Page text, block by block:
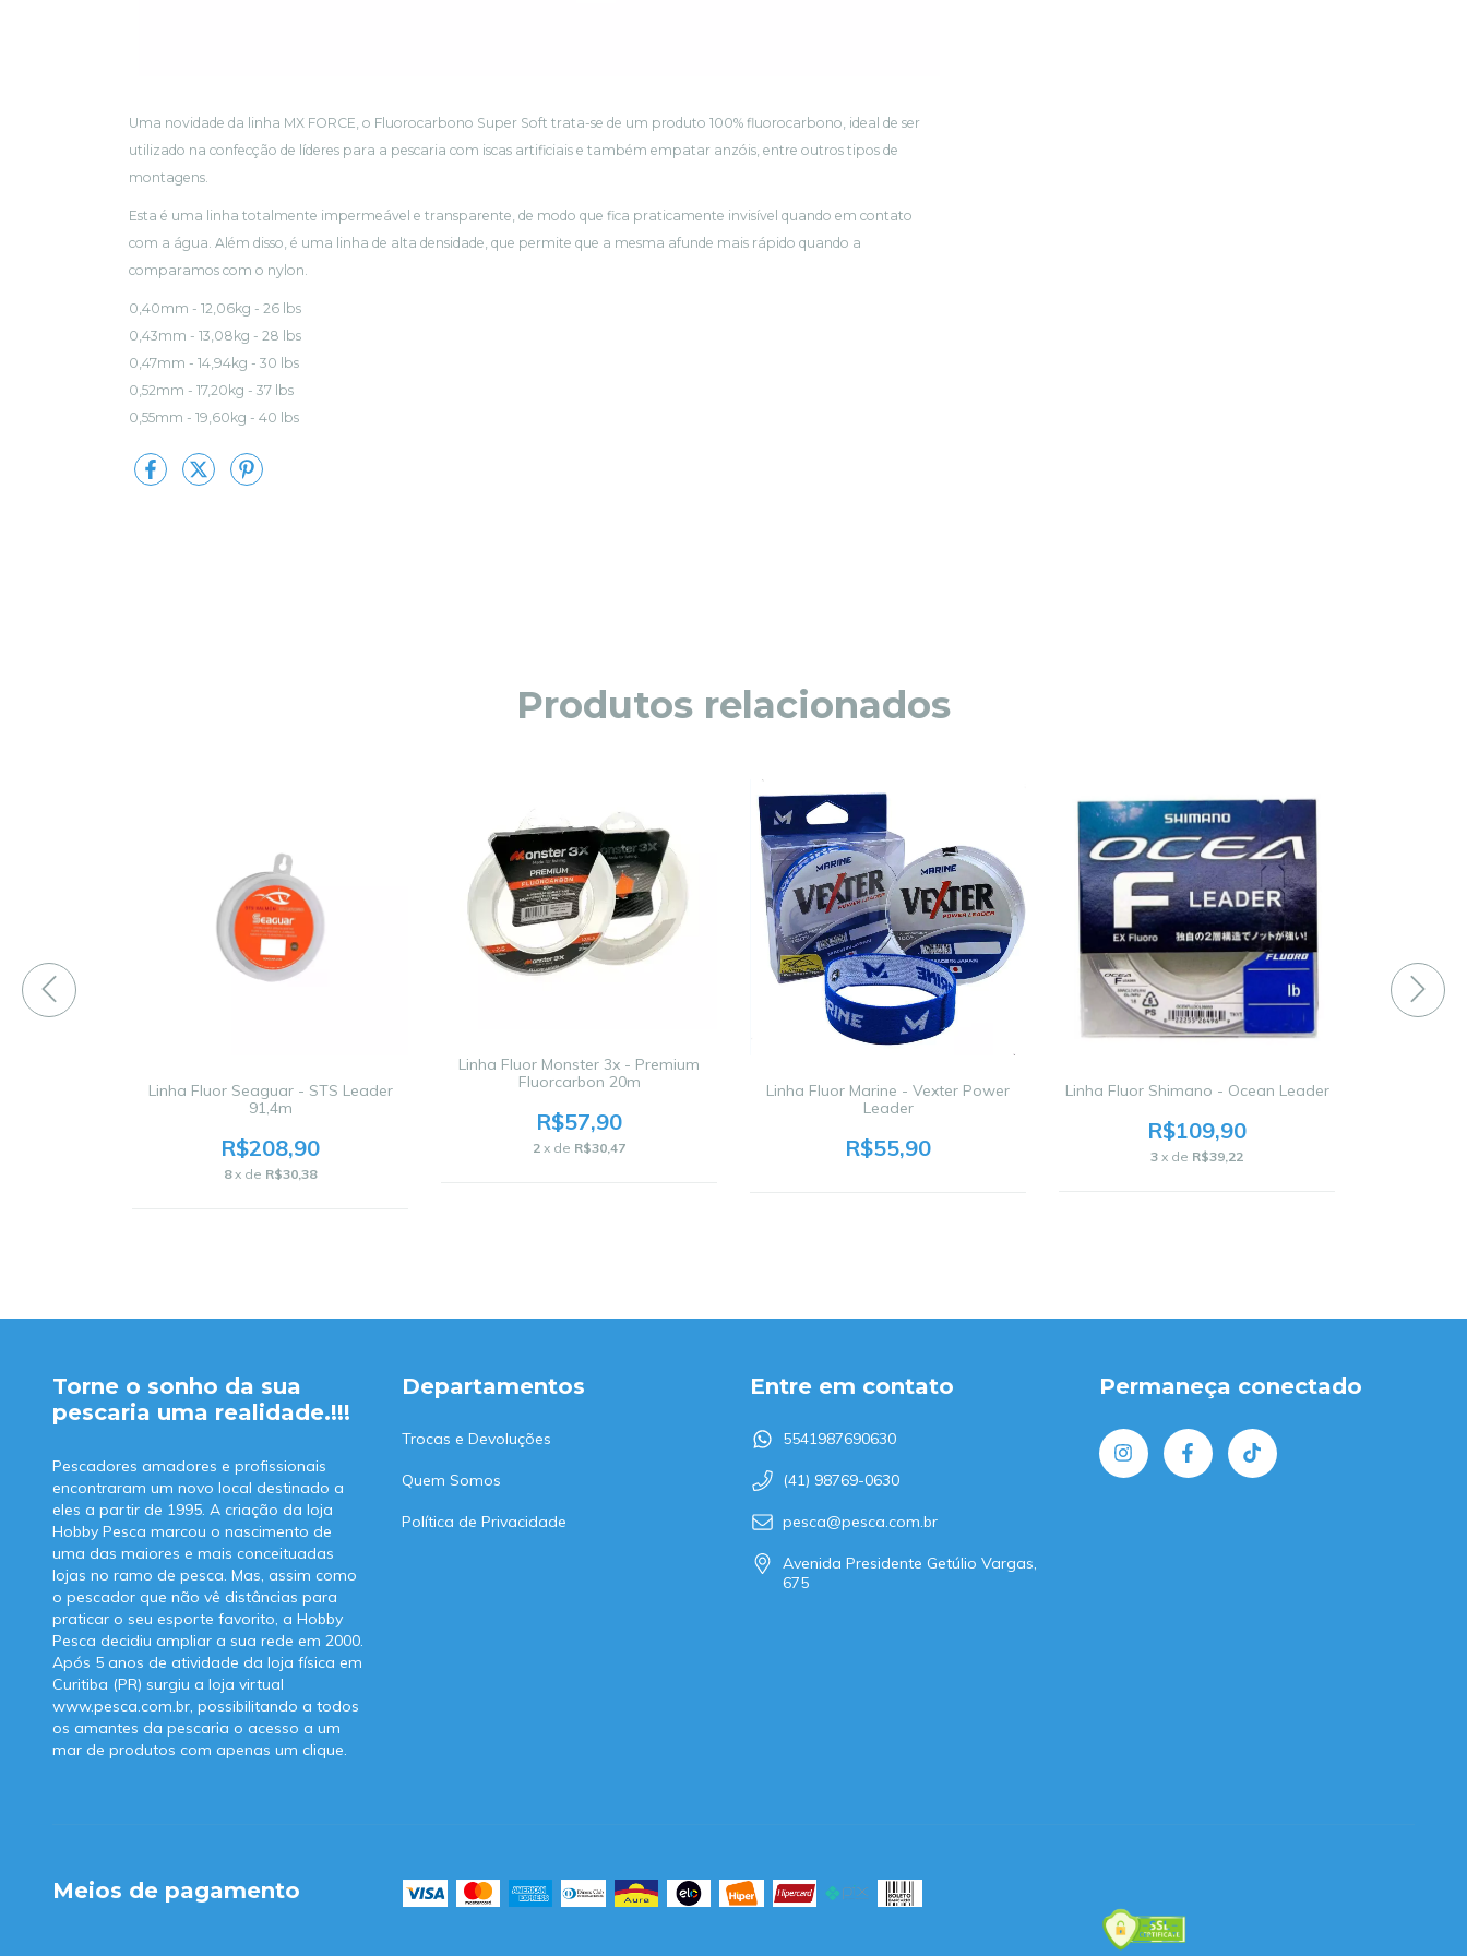
Uma novidade da linha MX FORCE, o Fluorocarbono Super Soft trata-se de um produto 100% fluorocarbono, ideal de ser
utilizado na confecção de líderes para a pescaria com iscas artificiais e também empatar anzóis, entre outros tipos de
montagens.
Esta é uma linha totalmente impermeável e transparente, de modo que fica praticamente invisível quando em contato
com a água. Além disso, é uma linha de alta densidade, que permite que a mesma afunde mais rápido quando a
comparamos com o nylon.
0,40mm - 12,06kg - 26 lbs
0,43mm - 13,08kg - 28 lbs
0,47mm - 14,94kg - 30 lbs
0,52mm - 17,20kg - 37 lbs
0,55mm - 19,60kg - 40 lbs
Produtos relacionados
Linha Fluor Seaguar - STS Leader
91,4m
R$208,90
8 x de R$30,38
Linha Fluor Monster 3x - Premium
Fluorcarbon 20m
R$57,90
2 x de R$30,47
Linha Fluor Marine - Vexter Power
Leader
R$55,90
Linha Fluor Shimano - Ocean Leader
R$109,90
3 x de R$39,22
Torne o sonho da sua
pescaria uma realidade.!!!
Pescadores amadores e profissionais
encontraram um novo local destinado a
eles a partir de 1995. A criação da loja
Hobby Pesca marcou o nascimento de
uma das maiores e mais conceituadas
lojas no ramo de pesca. Mas, assim como
o pescador que não vê distâncias para
praticar o seu esporte favorito, a Hobby
Pesca decidiu ampliar a sua rede em 2000.
Após 5 anos de atividade da loja física em
Curitiba (PR) surgiu a loja virtual
www.pesca.com.br, possibilitando a todos
os amantes da pescaria o acesso a um
mar de produtos com apenas um clique.
Departamentos
Trocas e Devoluções
Quem Somos
Política de Privacidade
Entre em contato
5541987690630
(41) 98769-0630
pesca@pesca.com.br
Avenida Presidente Getúlio Vargas,
675
Permaneça conectado
Meios de pagamento